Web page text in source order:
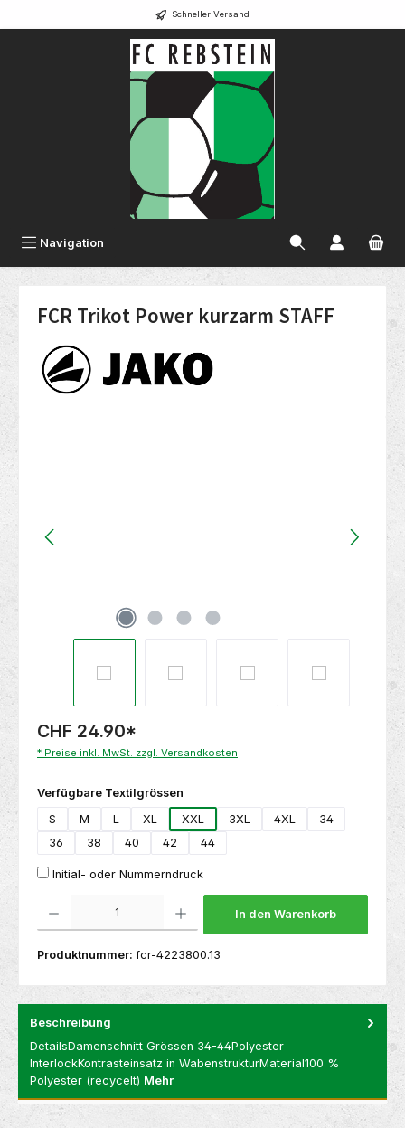
Schneller Versand
Navigation
FCR Trikot Power kurzarm STAFF
CHF 24.90*
* Preise inkl. MwSt. zzgl. Versandkosten
Verfügbare Textilgrössen
S
M L XL XXL 3XL 4XL
34
36
38 40 42 44
Initial- oder Nummerndruck
Produkt Anzahl: Gib den gewünschten Wert ein oder benutze die Schaltflächen um
In den Warenkorb
Produktnummer: fcr-4223800.13
Beschreibung
DetailsDamenschnitt Grössen 34-44Polyester-
InterlockKontrasteinsatz in WabenstrukturMaterial100 %
Polyester (recycelt) Mehr